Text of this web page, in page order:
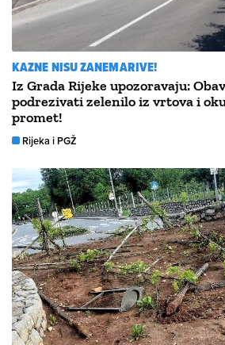
KAZNE NISU ZANEMARIVE!
Iz Grada Rijeke upozoravaju:
podrezivati zelenilo iz vrtova i
promet!
Rijeka i PGŽ